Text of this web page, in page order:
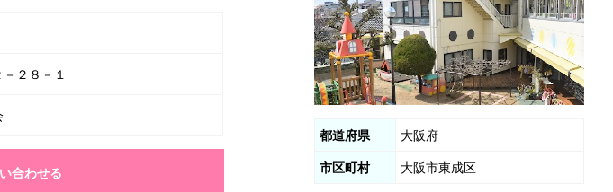
２８－１
合わせる
都道府県 大阪府
市区町村 大阪市東成区